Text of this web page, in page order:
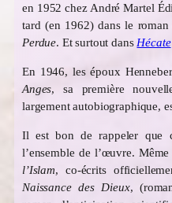
en 1952 chez André Martel
tard (en 1962) dans le roman
Perdue. Et surtout dans Hécate
En 1946, les époux
Anges, sa première
largement autobiographique,
Il est bon de rappeler que
l’ensemble de l’œuvre. Même
l’Islam, co-écrits
Naissance des Dieux,